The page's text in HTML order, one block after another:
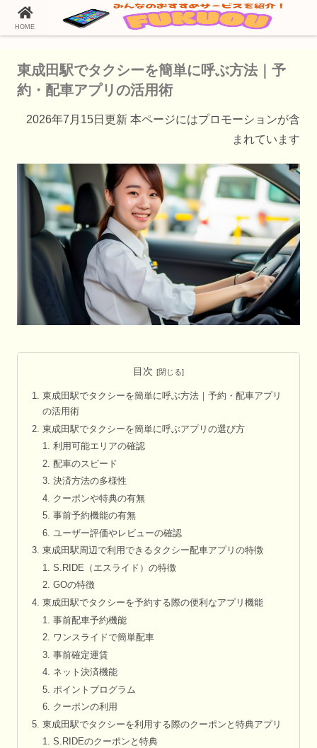
ホーム タクシー配車アプリ
東成田駅でタクシーを簡単に呼ぶ方法｜予
約・配車アプリの活用術
2026年7月15日更新 本ページにはプロモーションが含
まれています
目次
東成田駅でタクシーを簡単に呼ぶ方法｜予約・配車アプリ
の活用術
東成田駅でタクシーを簡単に呼ぶアプリの選び方
利用可能エリアの確認
配車のスピード
決済方法の多様性
クーポンや特典の有無
事前予約機能の有無
ユーザー評価やレビューの確認
東成田駅周辺で利用できるタクシー配車アプリの特徴
S.RIDE（エスライド）の特徴
GOの特徴
東成田駅でタクシーを予約する際の便利なアプリ機能
事前配車予約機能
ワンスライドで簡単配車
事前確定運賃
ネット決済機能
ポイントプログラム
クーポンの利用
東成田駅でタクシーを利用する際のクーポンと特典アプリ
S.RIDEのクーポンと特典
HOME